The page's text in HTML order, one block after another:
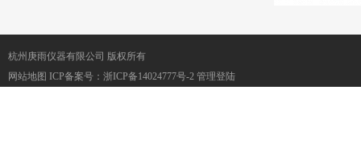
杭州庚雨仪器有限公司 版权所有
网站地图 ICP备案号： 浙ICP备14024777号-2 管理登陆